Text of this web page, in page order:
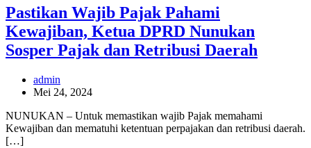
Pastikan Wajib Pajak Pahami
Kewajiban, Ketua DPRD Nunukan
Sosper Pajak dan Retribusi Daerah
admin
Mei 24, 2024
NUNUKAN – Untuk memastikan wajib Pajak memahami
Kewajiban dan mematuhi ketentuan perpajakan dan retribusi daerah.
[…]